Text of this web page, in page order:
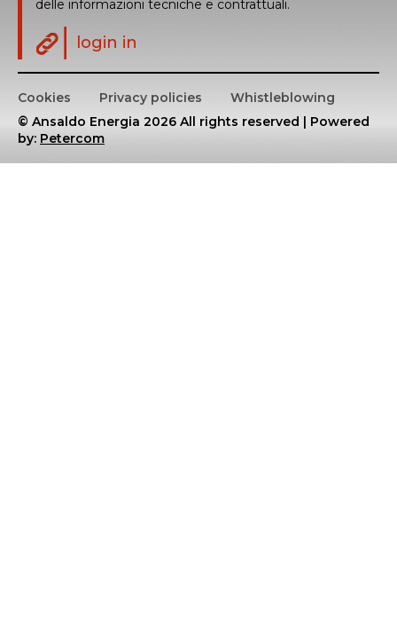
delle informazioni tecniche e contrattuali.
login in
Cookies Privacy policies
Whistleblowing
© Ansaldo Energia 2026 All rights reserved | Powered
by: Petercom